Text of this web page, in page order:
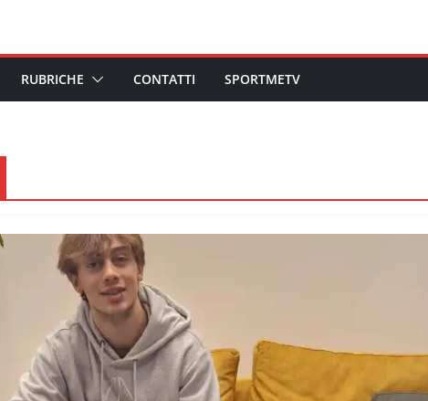
RUBRICHE CONTATTI SPORTMETV